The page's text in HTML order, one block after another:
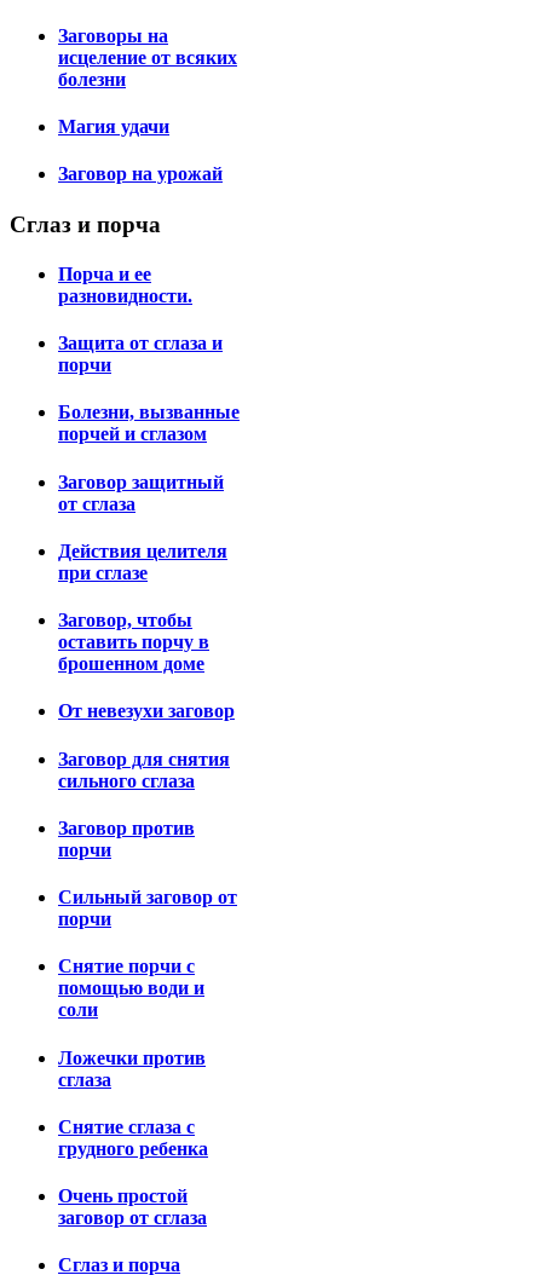
Заговоры на
исцеление от всяких
болезни
Магия удачи
Заговор на урожай
Сглаз и порча
Порча и ее
разновидности.
Защита от сглаза и
порчи
Болезни, вызванные
порчей и сглазом
Заговор защитный
от сглаза
Действия целителя
при сглазе
Заговор, чтобы
оставить порчу в
брошенном доме
От невезухи заговор
Заговор для снятия
сильного сглаза
Заговор против
порчи
Сильный заговор от
порчи
Снятие порчи с
помощью води и
соли
Ложечки против
сглаза
Снятие сглаза с
грудного ребенка
Очень простой
заговор от сглаза
Сглаз и порча